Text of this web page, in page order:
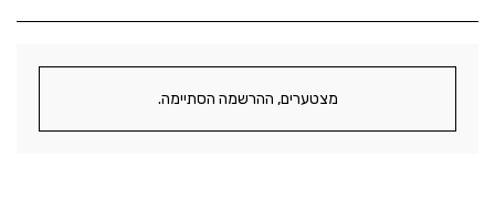
מצטערים, ההרשמה הסתיימה.